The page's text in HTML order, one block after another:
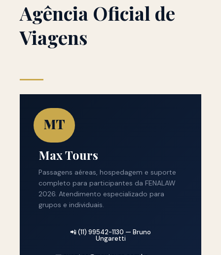
Agência Oficial de
Viagens
MT
Max Tours
Passagens aéreas, hospedagem e suporte
completo para participantes da FENALAW
2026. Atendimento especializado para
grupos e individuais.
📲 (11) 99542-1130 — Bruno
Ungaretti